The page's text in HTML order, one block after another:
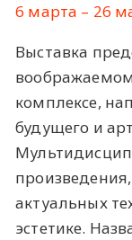
6 марта – 26
Выставка
комплексе,
будущего и
актуальных
эстетике.